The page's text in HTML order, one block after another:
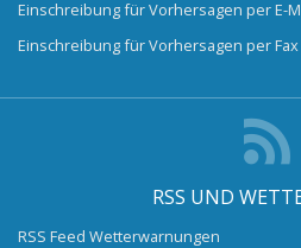
Einschreibung für Vorhersagen per E-
Einschreibung für Vorhersagen per Fax
RSS UND
RSS Feed Wetterwarnungen